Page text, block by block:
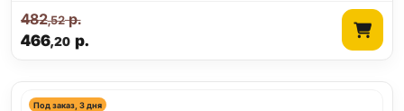
466,20р.
482,52р.
Под заказ, 3 дня